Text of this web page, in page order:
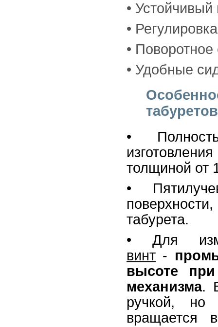
•
•
•
• Удобные
•
толщиной от
•
табурета.
• Для
винт -
высоте
механизма.
ручкой, но
вращается